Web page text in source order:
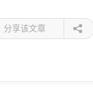
分享该文章